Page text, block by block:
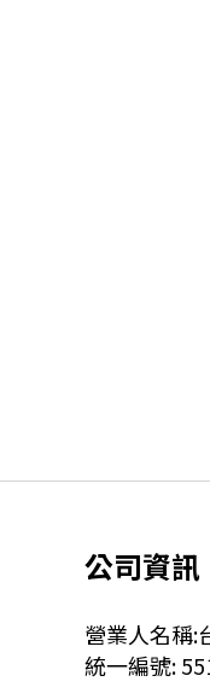
公司資訊
營業人名稱:
統一編號: